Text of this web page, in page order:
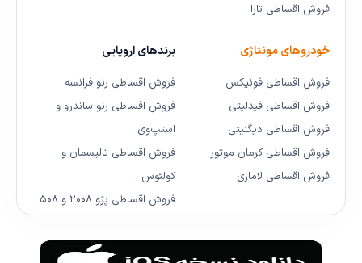
فروش اقساطی تارا
خودروهای مونتاژی
فروش اقساطی فونیکس
فروش اقساطی فیدلیتی
فروش اقساطی دیگنیتی
فروش اقساطی کرمان موتور
فروش اقساطی لاماری
برندهای اروپایی
فروش اقساطی رنو فرانسه
فروش اقساطی رنو ساندرو و
استپ‌وی
فروش اقساطی تالیسمان و
کولئوس
فروش اقساطی پژو ۲۰۰۸ و ۵۰۸